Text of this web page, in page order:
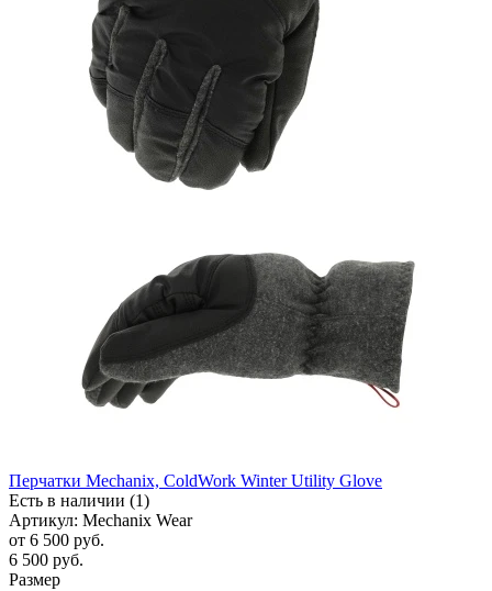
Перчатки Mechanix, ColdWork Winter Utility Glove
Есть в наличии (1)
Артикул: Mechanix Wear
от 6 500 руб.
6 500 руб.
Размер